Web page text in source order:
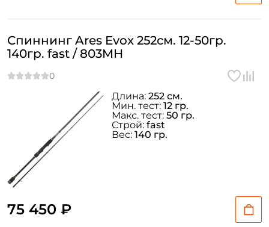
Спиннинг Ares Evox 252см. 12-50гр.
140гр. fast / 803MH
75 450 ₽
Длина: 252 см.
Мин. тест: 12 гр.
Макс. тест: 50 гр.
Строй: fast
Вес: 140 гр.